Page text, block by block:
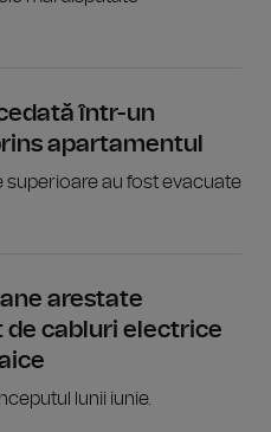
într-un
apartamentul
superioare au fost evacuate
arestate
cabluri electrice
lunii iunie.